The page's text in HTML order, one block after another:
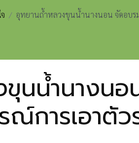
อุทยานถ้ำหลวงขุนน้ำนางนอน จัดอบรม
นน้ำนางน
ณ์การเอาตัว